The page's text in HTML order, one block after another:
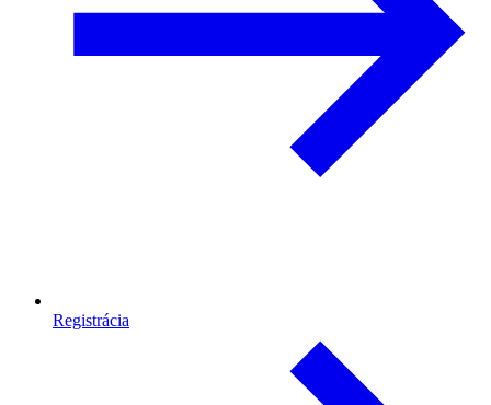
Registrácia